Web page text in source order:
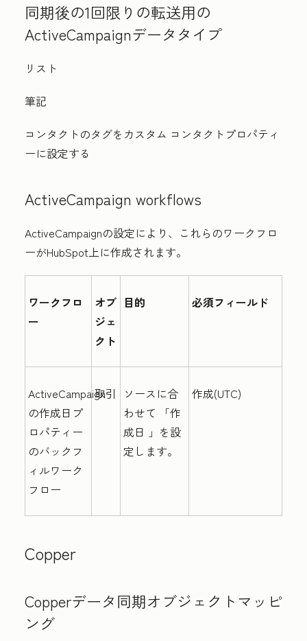
同期後の1回限りの転送用の
ActiveCampaignデータタイプ
リスト
筆記
コンタクトのタグをカスタム コンタクトプロパティ
ーに設定する
ActiveCampaign workflows
ActiveCampaignの設定により、これらのワークフロ
ーがHubSpot上に作成されます。
ワークフロ
ー
オブ
ジェ
クト
目的 必須フィールド
ActiveCampaign
の作成日プ
ロパティー
のバックフ
ィルワーク
フロー
取引
ソースに合
わせて
「作
成日 」を設
定します。
作成(UTC)
Copper
Copperデータ同期オブジェクトマッピ
ング